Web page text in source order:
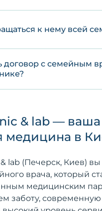
к нему всей
договор с семейным
& lab — ваша
медицина в
lab (Печерск, Киев)
врача, который
медицинским
заботу, современную